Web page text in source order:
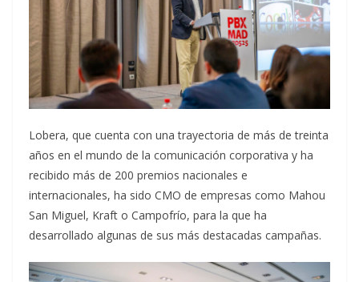
Lobera, que cuenta con una trayectoria de más de treinta
años en el mundo de la comunicación corporativa y ha
recibido más de 200 premios nacionales e
internacionales, ha sido CMO de empresas como Mahou
San Miguel, Kraft o Campofrío, para la que ha
desarrollado algunas de sus más destacadas campañas.